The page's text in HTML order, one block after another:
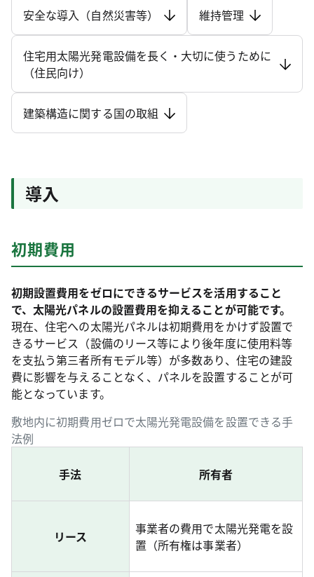
安全な導入（自然災害等） 維持管理
住宅用太陽光発電設備を長く・大切に使うために
（住民向け）
建築構造に関する国の取組
導入
初期費用
初期設置費用をゼロにできるサービスを活用すること
で、太陽光パネルの設置費用を抑えることが可能です。
現在、住宅への太陽光パネルは初期費用をかけず設置で
きるサービス（設備のリース等により後年度に使用料等
を支払う第三者所有モデル等）が多数あり、住宅の建設
費に影響を与えることなく、パネルを設置することが可
能となっています。
敷地内に初期費用ゼロで太陽光発電設備を設置できる手
法例
手法 所有者
リース
事業者の費用で太陽光発電を設
置（所有権は事業者）